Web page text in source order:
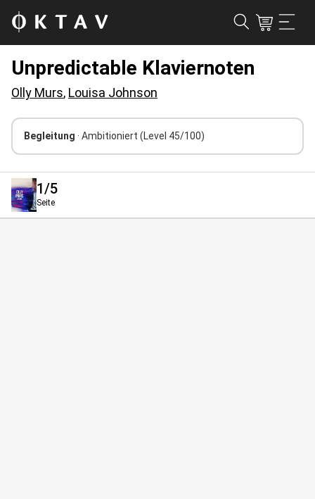
Unpredictable Klaviernoten
Olly Murs, Louisa Johnson
Begleitung · Ambitioniert (Level 45/100)
1/5
Seite